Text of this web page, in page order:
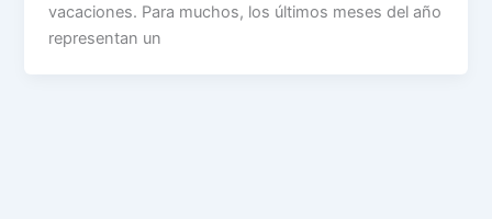
vacaciones. Para muchos, los últimos meses del año
representan un